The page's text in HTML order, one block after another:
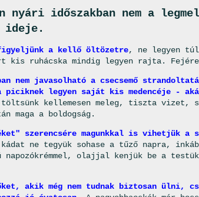
nyári időszakban nem a
ideje.
a kellő öltözetre, ne legyen
kis ruhácska mindig legyen rajta.
nem javasolható a csecsemő
piciknek legyen saját kis medencéje -
töltsünk kellemesen meleg, tiszta vizet,
maga a boldogság.
szerencsére magunkkal is vihetjük
ne tegyük sohase a tűző napra,
napozókrémmel, olajjal kenjük be a
akik még nem tudnak biztosan ülni,